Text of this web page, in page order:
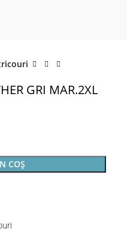
GRI MAR.2XL
COȘ